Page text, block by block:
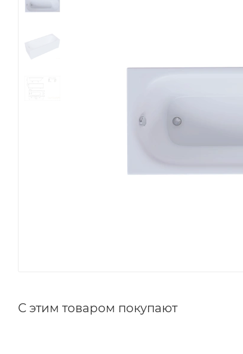
С этим товаром покупают